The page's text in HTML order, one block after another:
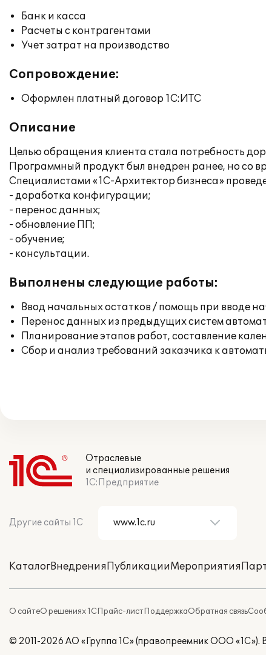
Банк и касса
Расчеты с контрагентами
Учет затрат на производство
Сопровождение:
Оформлен платный договор 1С:ИТС
Описание
Целью обращения клиента стала потребность
Программный продукт был внедрен ранее, но со
Специалистами «1С-Архитектор бизнеса»
- доработка конфигурации;
- перенос данных;
- обновление ПП;
- обучение;
- консультации.
Выполнены следующие работы:
Ввод начальных остатков / помощь при вводе
Перенос данных из предыдущих систем
Планирование этапов работ, составление
Сбор и анализ требований заказчика к
Отраслевые
и специализированные решения
1С:Предприятие
Другие сайты 1С
КаталогВнедренияПубликацииМероприятия
О сайтеО решениях 1СПрайс-листПоддержкаОбратная связь
© 2011-2026 АО «Группа 1С» (правопреемник ООО «1С»).